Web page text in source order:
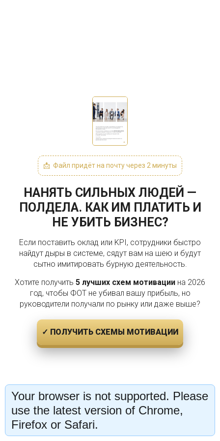
📩 Файл придёт на почту через 2 минуты
НАНЯТЬ СИЛЬНЫХ ЛЮДЕЙ —
ПОЛДЕЛА. КАК ИМ ПЛАТИТЬ И
НЕ УБИТЬ БИЗНЕС?
Если поставить оклад или KPI, сотрудники быстро
найдут дыры в системе, сядут вам на шею и будут
сытно имитировать бурную деятельность.
Хотите получить 5 лучших схем мотивации на 2026
год, чтобы ФОТ не убивал вашу прибыль, но
руководители получали по рынку или даже выше?
✓ ПОЛУЧИТЬ СХЕМЫ МОТИВАЦИИ
Your browser is not supported. Please
use the latest version of Chrome,
Firefox or Safari.